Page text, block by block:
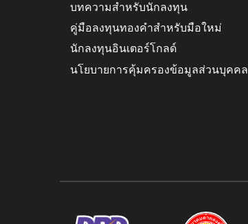
บทความสำหรับนักลงทุน
คู่มือลงทุนทองคำสำหรับมือใหม่
นักลงทุนอินเตอร์โกลด์
นโยบายการคุ้มครองข้อมูลส่วนบุคคล